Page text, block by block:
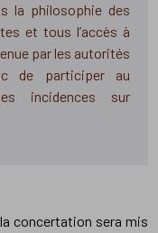
la philosophie des
et tous l’accès à
par les autorités
de participer au
incidences sur
concertation sera mis